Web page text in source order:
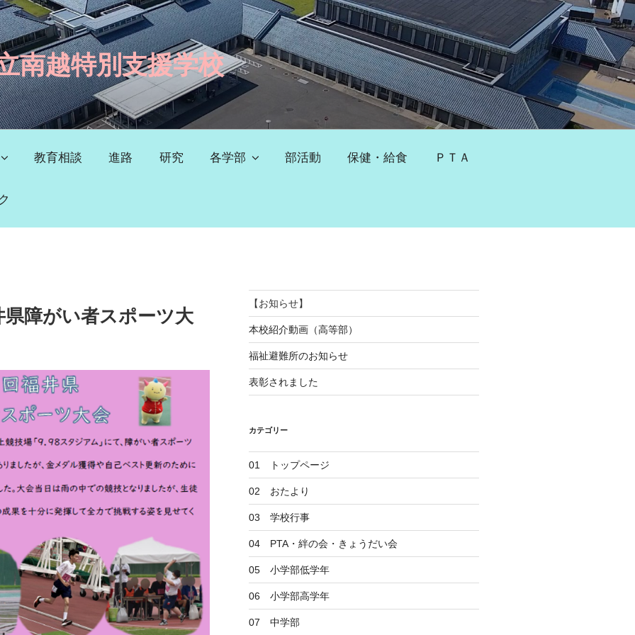
南越特別支援学校
教育相談 進路 研究 各学部 部活動 保健・給食 ＰＴＡ
障がい者スポーツ大
【お知らせ】
本校紹介動画（高等部）
福祉避難所のお知らせ
表彰されました
カテゴリー
01 トップページ
02 おたより
03 学校行事
04 PTA・絆の会・きょうだい会
05 小学部低学年
06 小学部高学年
07 中学部